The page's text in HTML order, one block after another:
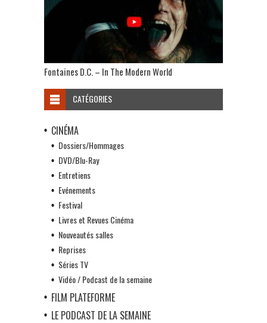
Fontaines D.C. – In The Modern World
CATÉGORIES
CINÉMA
Dossiers/Hommages
DVD/Blu-Ray
Entretiens
Evénements
Festival
Livres et Revues Cinéma
Nouveautés salles
Reprises
Séries TV
Vidéo / Podcast de la semaine
FILM PLATEFORME
LE PODCAST DE LA SEMAINE